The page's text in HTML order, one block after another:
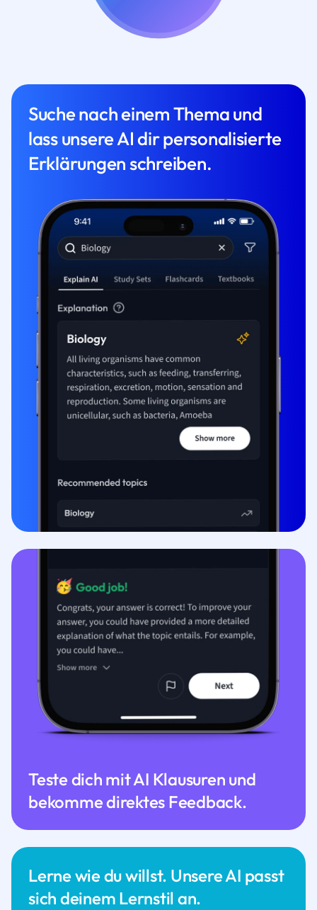
Suche nach einem Thema und
lass unsere AI dir personalisierte
Erklärungen schreiben.
Lerne wie du willst. Unsere AI passt
sich deinem Lernstil an.
Teste dich mit AI Klausuren und
bekomme direktes Feedback.